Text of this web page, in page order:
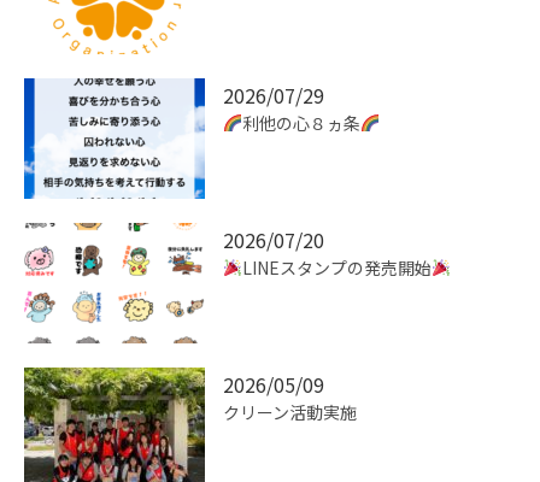
2026/07/29
利他の心８ヵ条
2026/07/20
LINEスタンプの発売開始
2026/05/09
クリーン活動実施